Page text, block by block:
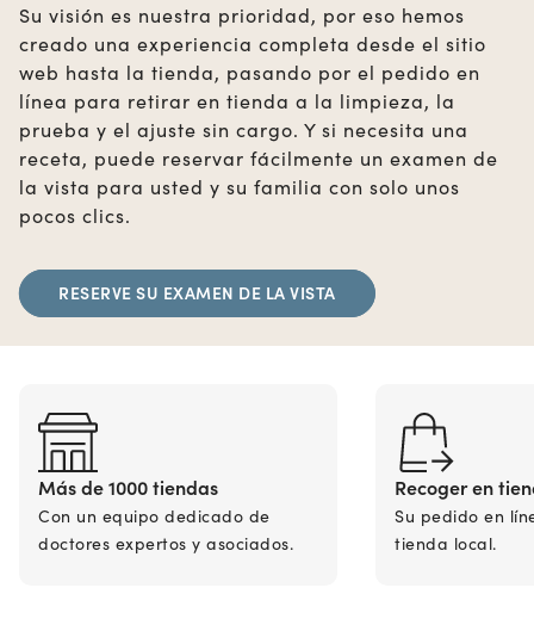
Su visión es nuestra prioridad, por eso hemos
creado una experiencia completa desde el sitio
web hasta la tienda, pasando por el pedido en
línea para retirar en tienda a la limpieza, la
prueba y el ajuste sin cargo. Y si necesita una
receta, puede reservar fácilmente un examen de
la vista para usted y su familia con solo unos
pocos clics.
RESERVE SU EXAMEN DE LA VISTA
Más de 1000 tiendas
Con un equipo dedicado de
doctores expertos y asociados.
Recoger en
Su pedido en
tienda local.